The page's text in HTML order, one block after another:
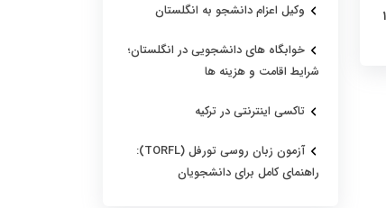
وکیل اعزام دانشجو به انگلستان
خوابگاه های دانشجویی در انگلستان؛
شرایط اقامت و هزینه ها
تاکسی اینترنتی در ترکیه
آزمون زبان روسی تورفل (TORFL):
راهنمای کامل برای دانشجویان